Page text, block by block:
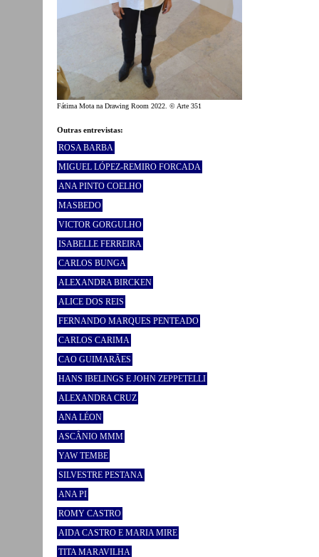
Fátima Mota na Drawing Room 2022. © Arte 351
Outras entrevistas:
ROSA BARBA
MIGUEL LÓPEZ-REMIRO FORCADA
ANA PINTO COELHO
MASBEDO
VICTOR GORGULHO
ISABELLE FERREIRA
CARLOS BUNGA
ALEXANDRA BIRCKEN
ALICE DOS REIS
FERNANDO MARQUES PENTEADO
CARLOS CARIMA
CAO GUIMARÃES
HANS IBELINGS E JOHN ZEPPETELLI
ALEXANDRA CRUZ
ANA LÉON
ASCÂNIO MMM
YAW TEMBE
SILVESTRE PESTANA
ANA PI
ROMY CASTRO
AIDA CASTRO E MARIA MIRE
TITA MARAVILHA